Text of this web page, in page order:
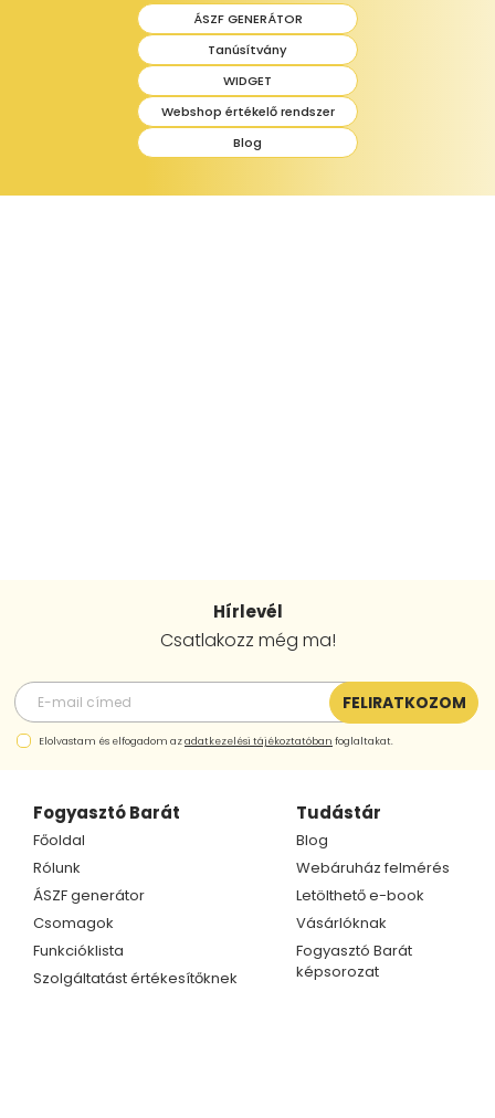
ÁSZF GENERÁTOR
Tanúsítvány
WIDGET
Webshop értékelő rendszer
Blog
Fogyasztó Barát
Főoldal
Rólunk
ÁSZF generátor
Csomagok
Funkcióklista
Szolgáltatást értékesítőknek
Tudástár
Blog
Webáruház felmérés
Letölthető e-book
Vásárlóknak
Fogyasztó Barát
képsorozat
Hírlevél
Csatlakozz még ma!
FELIRATKOZOM
Elolvastam és elfogadom azadatkezelési tájékoztatóban foglaltakat.